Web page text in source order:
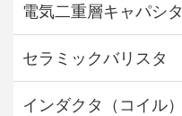
電気二重層キャパシタ
セラミックバリスタ
インダクタ（コイル）